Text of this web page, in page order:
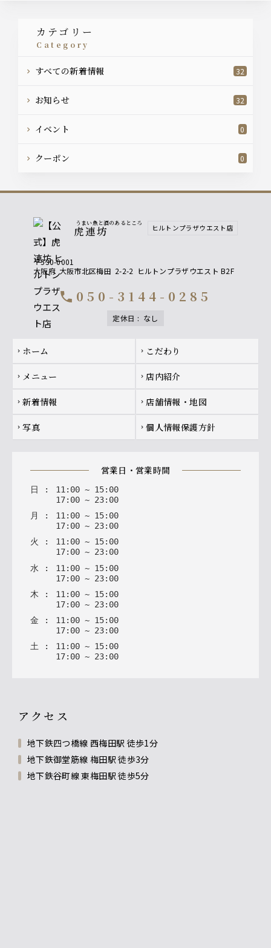
カテゴリー
category
すべての新着情報 32
お知らせ 32
イベント 0
クーポン 0
うまい魚と酒のあるところ
虎連坊 ヒルトンプラザウエスト店
〒530-0001
大阪府 大阪市北区梅田 2-2-2 ヒルトンプラザウエスト B2F
call 050-3144-0285
定休日 : なし
Footer navigation
chevron_right ホーム chevron_right こだわり
chevron_right メニュー chevron_right 店内紹介
chevron_right 新着情報 chevron_right 店舗情報・地図
chevron_right 写真 chevron_right 個人情報保護方針
営業日・営業時間
日 : 11 : 00 ~ 15: 00
17: 00 ~ 23: 00
月
: 11: 00 ~ 15: 00
17: 00 ~ 23: 00
火
: 11: 00 ~ 15: 00
17: 00 ~ 23: 00
水 : 11 : 00 ~ 15: 00
17: 00 ~ 23: 00
木 : 11 : 00 ~ 15: 00
17: 00 ~ 23: 00
金 : 11 : 00 ~ 15: 00
17: 00 ~ 23: 00
土 : 11 : 00 ~ 15: 00
17: 00 ~ 23: 00
アクセス
地下鉄四つ橋線 西梅田駅 徒歩1分
地下鉄御堂筋線 梅田駅 徒歩3分
地下鉄谷町線 東梅田駅 徒歩5分